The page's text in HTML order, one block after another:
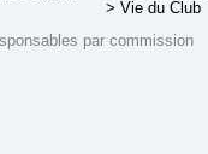
> Vie du Club
par commission